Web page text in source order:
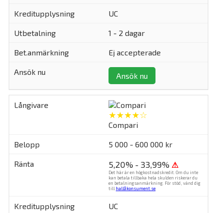
UC
1 - 2 dagar
Ej accepterade
Ansök nu
★★★★☆
Compari
5 000 - 600 000 kr
5,20% - 33,99% ⚠
Det här är en högkostnadskredit. Om du inte
kan betala tillbaka hela skulden riskerar du
en betalningsanmärkning. För stöd, vänd dig
till hallåkonsument.se
UC